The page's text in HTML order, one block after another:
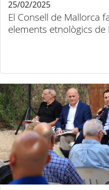
El Consell de Mallorca
elements etnològics
25/02/2025